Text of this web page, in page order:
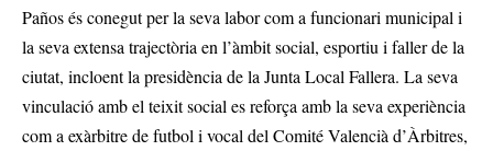
Paños és conegut per la seva labor com a funcionari municipal i
la seva extensa trajectòria en l’àmbit social, esportiu i faller de la
ciutat, incloent la presidència de la Junta Local Fallera. La seva
vinculació amb el teixit social es reforça amb la seva experiència
com a exàrbitre de futbol i vocal del Comité Valencià d’Àrbitres,